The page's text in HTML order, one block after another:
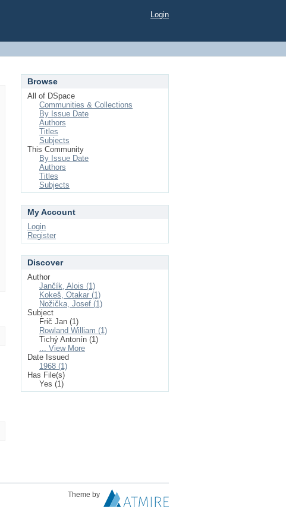
Login
Browse
All of DSpace
Communities & Collections
By Issue Date
Authors
Titles
Subjects
This Community
By Issue Date
Authors
Titles
Subjects
My Account
Login
Register
Discover
Author
Jančík, Alois (1)
Kokeš, Otakar (1)
Nožička, Josef (1)
Subject
Frič Jan (1)
Rowland William (1)
Tichý Antonín (1)
... View More
Date Issued
1968 (1)
Has File(s)
Yes (1)
Theme by